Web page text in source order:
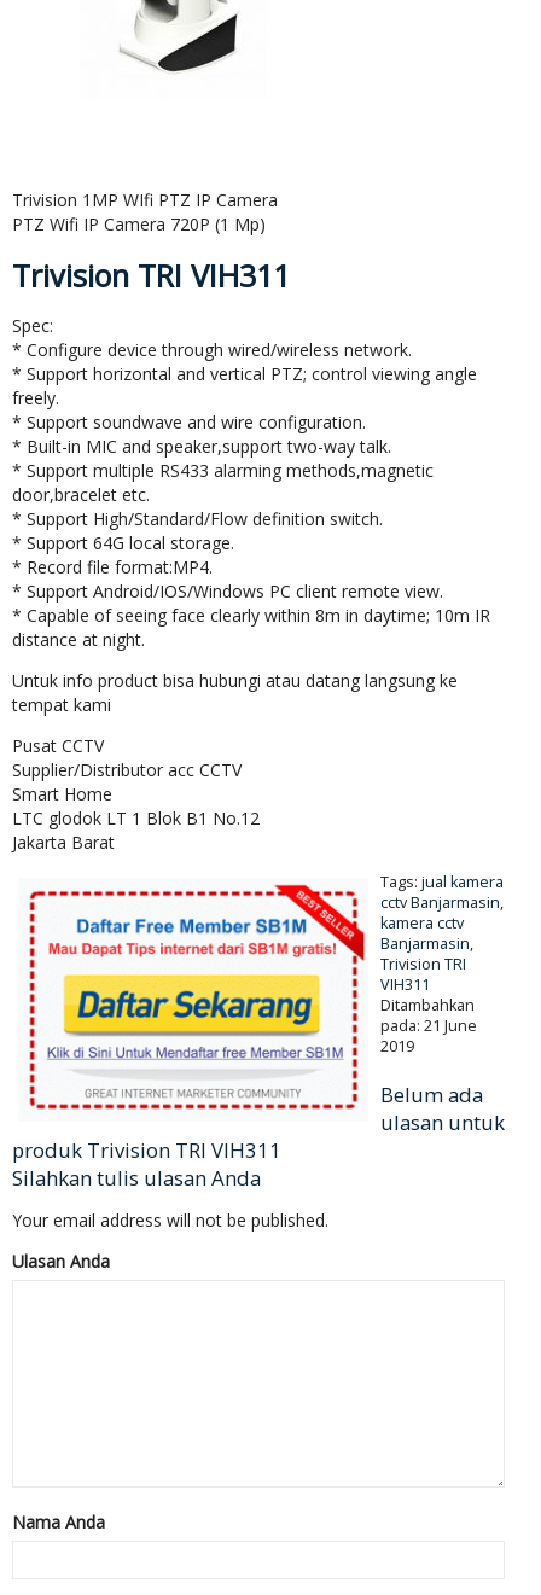
Trivision 1MP WIfi PTZ IP Camera
PTZ Wifi IP Camera 720P (1 Mp)
Trivision TRI VIH311
Spec:
* Configure device through wired/wireless network.
* Support horizontal and vertical PTZ; control viewing angle
freely.
* Support soundwave and wire configuration.
* Built-in MIC and speaker,support two-way talk.
* Support multiple RS433 alarming methods,magnetic
door,bracelet etc.
* Support High/Standard/Flow definition switch.
* Support 64G local storage.
* Record file format:MP4.
* Support Android/IOS/Windows PC client remote view.
* Capable of seeing face clearly within 8m in daytime; 10m IR
distance at night.
Untuk info product bisa hubungi atau datang langsung ke
tempat kami
Pusat CCTV
Supplier/Distributor acc CCTV
Smart Home
LTC glodok LT 1 Blok B1 No.12
Jakarta Barat
Tags: jual kamera
cctv Banjarmasin,
kamera cctv
Banjarmasin,
Trivision TRI
VIH311
Ditambahkan
pada: 21 June
2019
Belum ada
ulasan untuk
produk Trivision TRI VIH311
Silahkan tulis ulasan Anda
Your email address will not be published.
Ulasan Anda
Nama Anda